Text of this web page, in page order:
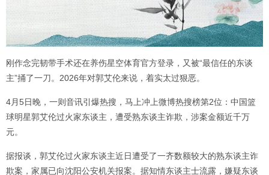
刚作念完韧带手术还在养伤星空体育官方登录，又被“最信任的东谈
主”捅了一刀。2026年对郭艾伦来说，着实太过狠恶。
4月5日晚，一则音讯引爆热搜，马上冲上微博热搜榜第2位：中国篮
球明星郭艾伦过火家东谈主，遭受熟东谈主诈欺，涉案金额近千万
元。
据报谈，郭艾伦过火家东谈主近日遭受了一齐数额较大的熟东谈主诈
欺案，家属已向沈阳公安机关报案。据知情东谈主士流露，嫌疑东谈